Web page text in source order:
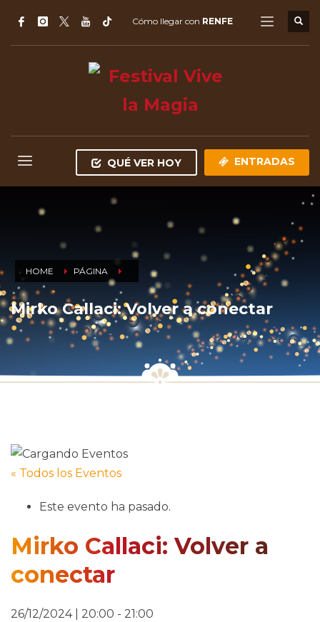
Cómo llegar con RENFE
QUÉ VER HOY ENTRADAS
HOME PÁGINA
Mirko Callaci: Volver a conectar
« Todos los Eventos
Este evento ha pasado.
Mirko Callaci: Volver a
conectar
26/12/2024 | 20:00 - 21:00